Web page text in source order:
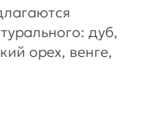
дуб,
орех, венге,